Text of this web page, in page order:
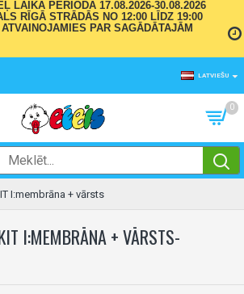
LAIKA PERIODĀ 17.08.2026-30.08.2026
RĪGĀ STRĀDĀS NO 12:00 LĪDZ 19:00
PAR SAGĀDĀTAJĀM
LATVIEŠU
0
I:membrāna + vārsts
I:MEMBRĀNA + VĀRSTS-